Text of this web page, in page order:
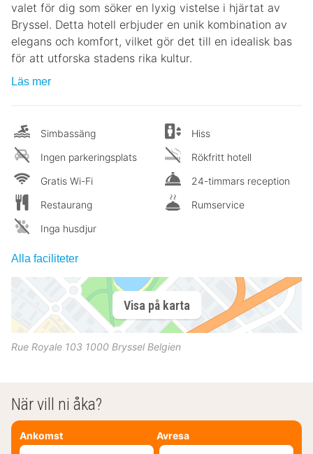
valet för dig som söker en lyxig vistelse i hjärtat av
Bryssel. Detta hotell erbjuder en unik kombination av
elegans och komfort, vilket gör det till en idealisk bas
för att utforska stadens rika kultur.
Läs mer
Simbassäng
Ingen parkeringsplats
Gratis Wi-Fi
Restaurang
Inga husdjur
Hiss
Rökfritt hotell
24-timmars reception
Rumservice
Alla faciliteter
Visa på karta
Rue Royale 103 1000 Bryssel Belgien
När vill ni åka?
Ankomst Avresa